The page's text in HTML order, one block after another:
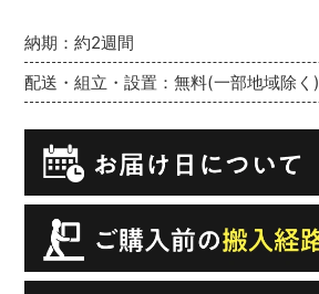
納期：約2週間
配送・組立・設置：無料(一部地域除く)